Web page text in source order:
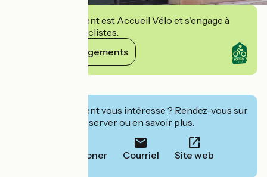
Cet établissement est Accueil Vélo et s'engage à
accueillir des cyclistes.
Voir ses engagements
Cet établissement vous intéresse ? Rendez-vous sur
leur site pour réserver ou en savoir plus.
Téléphoner Courriel Site web